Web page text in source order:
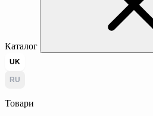
Каталог
UK
RU
Товари